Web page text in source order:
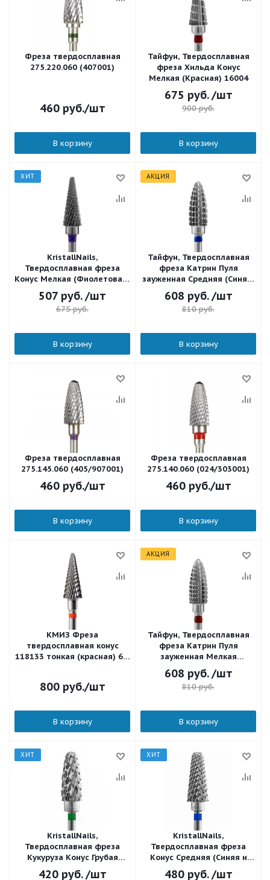
Фреза твердосплавная
275.220.060 (407001)
460руб./шт
В корзину
Тайфун, Твердосплавная
фреза Хильда Конус
Мелкая (Красная) 16004
675 руб. /шт
900руб.
В корзину
ХИТ
KristallNails,
Твердосплавная фреза
Конус Мелкая (Фиолетовая)
23160
507 руб. /шт
675руб.
В корзину
АКЦИЯ
Тайфун, Твердосплавная
фреза Катрин Пуля
зауженная Средняя (Синяя)
13605
608 руб. /шт
810руб.
В корзину
Фреза твердосплавная
275.145.060 (405/907001)
460руб./шт
В корзину
Фреза твердосплавная
275.140.060 (024/303001)
460руб./шт
В корзину
КМИЗ Фреза
твердосплавная конус
118133 тонкая (красная) 6,0
800руб./шт
В корзину
АКЦИЯ
Тайфун, Твердосплавная
фреза Катрин Пуля
зауженная Мелкая
(Красная) 13604
608 руб. /шт
810руб.
В корзину
ХИТ
KristallNails,
Твердосплавная фреза
Кукуруза Конус Грубая
(Зеленая) 41236
420руб. /шт
ХИТ
KristallNails,
Твердосплавная фреза
Конус Средняя (Синяя и
Фиолетовая) 31360
480руб. /шт